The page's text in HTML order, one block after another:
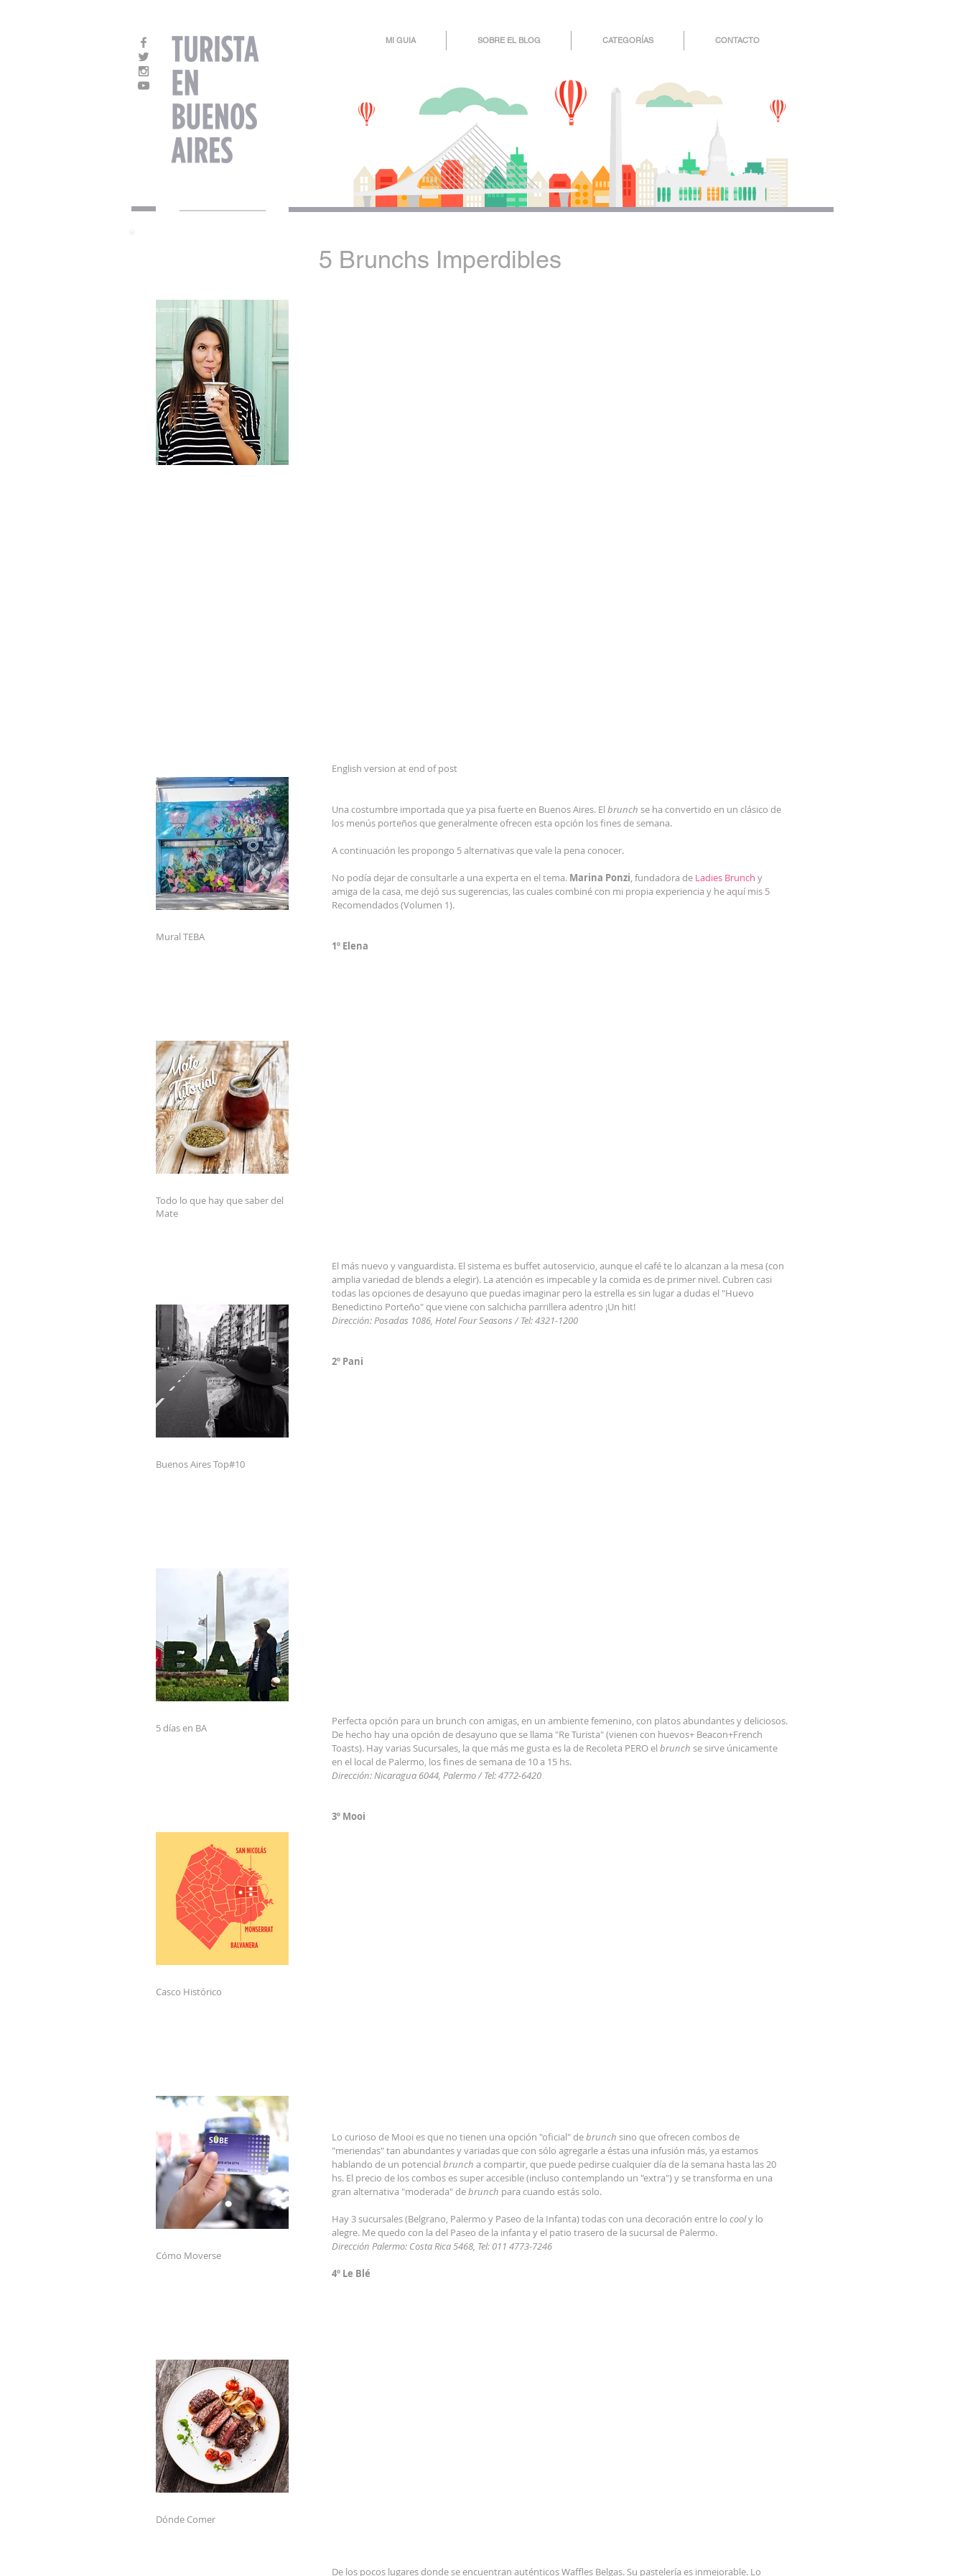
MI GUIA SOBRE EL BLOG CATEGORÍAS CONTACTO
Mural TEBA
Todo lo que hay que saber del
Mate
Buenos Aires Top#10
5 días en BA
Casco Histórico
Cómo Moverse
Dónde Comer
5 Brunchs Imperdibles
English version at end of post
Una costumbre importada que ya pisa fuerte en Buenos Aires. El brunch se ha convertido en un clásico de
los menús porteños que generalmente ofrecen esta opción los fines de semana.
A continuación les propongo 5 alternativas que vale la pena conocer.
No podía dejar de consultarle a una experta en el tema. Marina Ponzi, fundadora de Ladies Brunch y
amiga de la casa, me dejó sus sugerencias, las cuales combiné con mi propia experiencia y he aquí mis 5
Recomendados (Volumen 1).
1º Elena
El más nuevo y vanguardista. El sistema es buffet autoservicio, aunque el café te lo alcanzan a la mesa (con
amplia variedad de blends a elegir). La atención es impecable y la comida es de primer nivel. Cubren casi
todas las opciones de desayuno que puedas imaginar pero la estrella es sin lugar a dudas el "Huevo
Benedictino Porteño" que viene con salchicha parrillera adentro ¡Un hit!
Dirección: Posadas 1086, Hotel Four Seasons / Tel: 4321-1200
2º Pani
Perfecta opción para un brunch con amigas, en un ambiente femenino, con platos abundantes y deliciosos.
De hecho hay una opción de desayuno que se llama "Re Turista" (vienen con huevos+ Beacon+French
Toasts). Hay varias Sucursales, la que más me gusta es la de Recoleta PERO el brunch se sirve únicamente
en el local de Palermo, los fines de semana de 10 a 15 hs.
Dirección: Nicaragua 6044, Palermo / Tel: 4772-6420
3º Mooi
Lo curioso de Mooi es que no tienen una opción "oficial" de brunch sino que ofrecen combos de
"meriendas" tan abundantes y variadas que con sólo agregarle a éstas una infusión más, ya estamos
hablando de un potencial brunch a compartir, que puede pedirse cualquier día de la semana hasta las 20
hs. El precio de los combos es super accesible (incluso contemplando un "extra") y se transforma en una
gran alternativa "moderada" de brunch para cuando estás solo.
Hay 3 sucursales (Belgrano, Palermo y Paseo de la Infanta) todas con una decoración entre lo cool y lo
alegre. Me quedo con la del Paseo de la infanta y el patio trasero de la sucursal de Palermo.
Dirección Palermo: Costa Rica 5468, Tel: 011 4773-7246
4º Le Blé
De los pocos lugares donde se encuentran auténticos Waffles Belgas. Su pastelería es inmejorable. Lo